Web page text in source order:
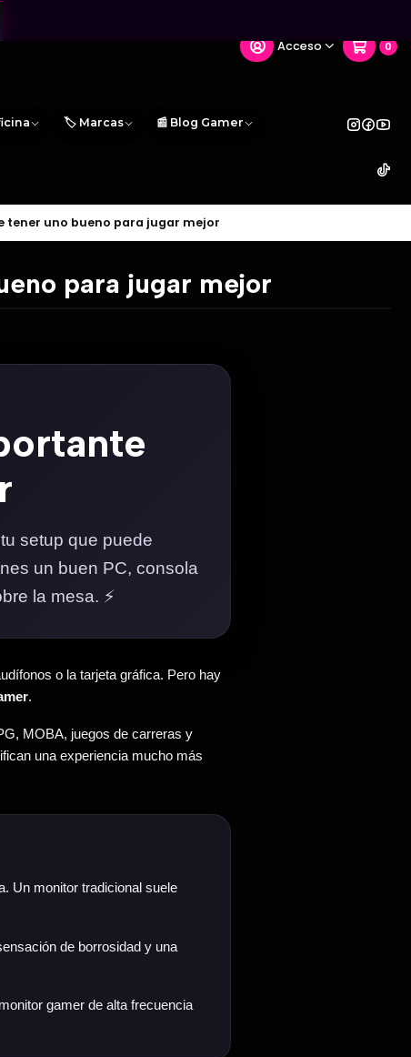
Acceso 0
🏷️ Marcas 📰 Blog Gamer
tener uno bueno para jugar mejor
para jugar mejor
setup que puede
un buen PC, consola
la mesa. ⚡
o la tarjeta gráfica. Pero hay
.
MOBA, juegos de carreras y
una experiencia mucho más
Un monitor tradicional suele
de borrosidad y una
gamer de alta frecuencia